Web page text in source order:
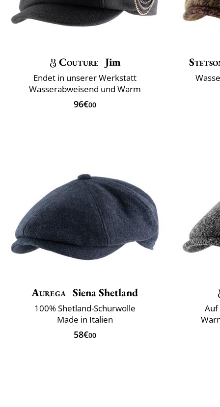
Couture Jim
Endet in unserer Werkstatt
Wasserabweisend und Warm
96€00
Aurega Siena Shetland
100% Shetland-Schurwolle
Made in Italien
58€00
Auf